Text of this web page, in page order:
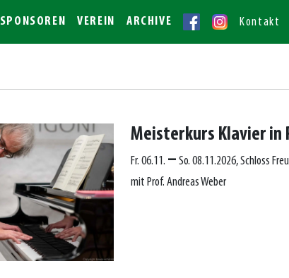
SPONSOREN VEREIN ARCHIVE Kontakt
Meisterkurs Klavier in
Fr. 06.11. – So. 08.11.2026, Schloss
mit Prof. Andreas Weber